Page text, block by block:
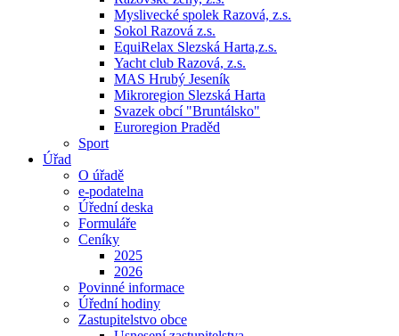
Myslivecké spolek Razová, z.s.
Sokol Razová z.s.
EquiRelax Slezská Harta,z.s.
Yacht club Razová, z.s.
MAS Hrubý Jeseník
Mikroregion Slezská Harta
Svazek obcí "Bruntálsko"
Euroregion Praděd
Sport
Úřad
O úřadě
e-podatelna
Úřední deska
Formuláře
Ceníky
2025
2026
Povinné informace
Úřední hodiny
Zastupitelstvo obce